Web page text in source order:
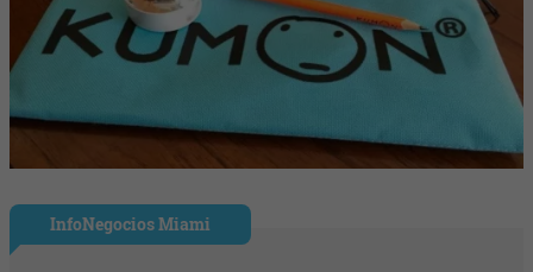
InfoNegocios Miami